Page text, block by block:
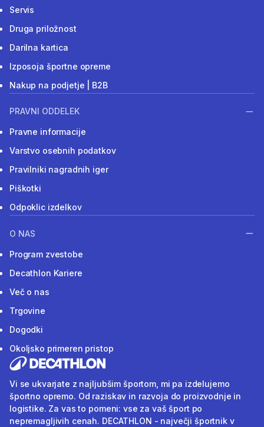
Servis
Druga priložnost
Darilna kartica
Izposoja športne opreme
Nakup na podjetje | B2B
PRAVNI ODDELEK
Pravne informacije
Varstvo osebnih podatkov
Pravilniki nagradnih iger
Piškotki
Odpoklic izdelkov
O NAS
Program zvestobe
Decathlon Kariere
Več o nas
Trgovine
Dogodki
Okoljsko primeren pristop
Vi se ukvarjate z najljubšim športom, mi pa izdelujemo
športno opremo. Od raziskav in razvoja do proizvodnje in
logistike. Za vas to pomeni: vse za vaš šport po
nepremagljivih cenah. DECATHLON - največji športnik v